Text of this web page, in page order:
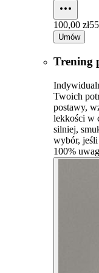
100,00 zł
Umów
Trening
Twoich
postawy,
lekkości w
silniej,
wybór,
100%